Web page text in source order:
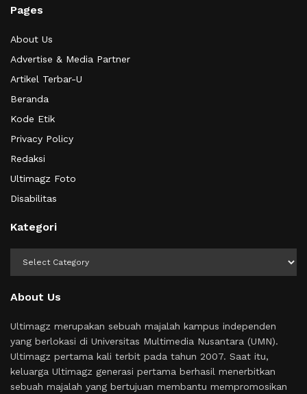
Pages
About Us
Advertise & Media Partner
Artikel Terbar-U
Beranda
Kode Etik
Privacy Policy
Redaksi
Ultimagz Foto
Disabilitas
Kategori
About Us
Ultimagz merupakan sebuah majalah kampus independen
yang berlokasi di Universitas Multimedia Nusantara (UMN).
Ultimagz pertama kali terbit pada tahun 2007. Saat itu,
keluarga Ultimagz generasi pertama berhasil menerbitkan
sebuah majalah yang bertujuan membantu mempromosikan